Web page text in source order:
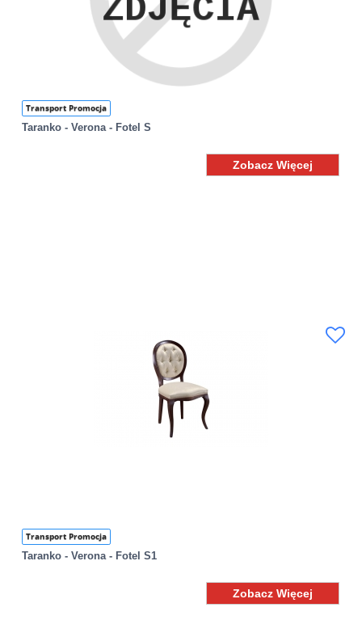
Transport Promocja
Taranko - Verona - Fotel S
Zobacz Więcej
Transport Promocja
Taranko - Verona - Fotel S1
Zobacz Więcej